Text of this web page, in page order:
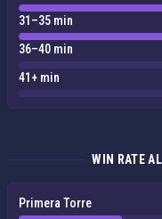
31–35 min
36–40 min
41+ min
WIN RATE
Primera Torre